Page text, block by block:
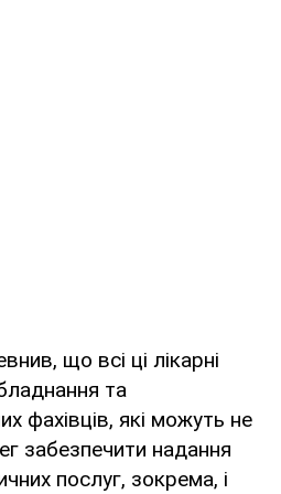
що всі ці лікарні
та
фахівців, які можуть не
забезпечити надання
послуг, зокрема, і